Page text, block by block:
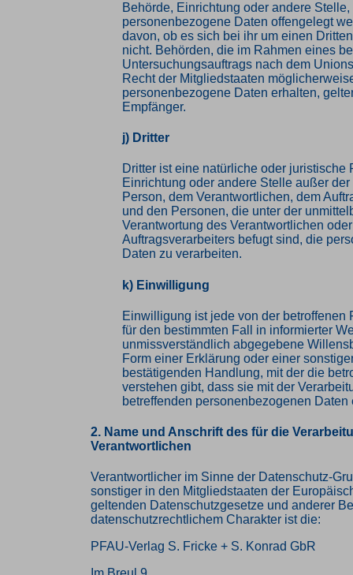
Behörde, Einrichtung oder andere Stelle,
personenbezogene Daten offengelegt
davon, ob es sich bei ihr um einen
nicht. Behörden, die im Rahmen eines
Untersuchungsauftrags nach dem
Recht der Mitgliedstaaten
personenbezogene Daten erhalten,
Empfänger.
j) Dritter
Dritter ist eine natürliche oder juristische
Einrichtung oder andere Stelle außer der
Person, dem Verantwortlichen, dem
und den Personen, die unter der
Verantwortung des Verantwortlichen
Auftragsverarbeiters befugt sind, die
Daten zu verarbeiten.
k) Einwilligung
Einwilligung ist jede von der betroffenen
für den bestimmten Fall in informierter
unmissverständlich abgegebene
Form einer Erklärung oder einer
bestätigenden Handlung, mit der die
verstehen gibt, dass sie mit der
betreffenden personenbezogenen Daten
2. Name und Anschrift des für die
Verantwortlichen
Verantwortlicher im Sinne der Datenschutz-
sonstiger in den Mitgliedstaaten der
geltenden Datenschutzgesetze und anderer
datenschutzrechtlichem Charakter ist die:
PFAU-Verlag S. Fricke + S. Konrad GbR